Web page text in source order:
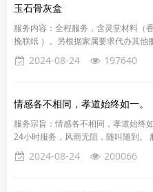
玉石骨灰盒
服务内容：全程服务，含灵堂材料（
挽联纸 ）。另根据家属要求代办其
圈，租大客车，乐队，冰棺，灵车，
2024-08-24 197640
情感各不相同，孝道始终如一。
服务宗旨：情感各不相同，孝道始终如一。 服务承诺：遵循家属自
24小时服务，风雨无阻，随叫随到。 服务内容：全程服务，含灵堂材料（香
烛，纸，香炉，烧纸盒，黑纱，红绳，
2024-08-24 200066